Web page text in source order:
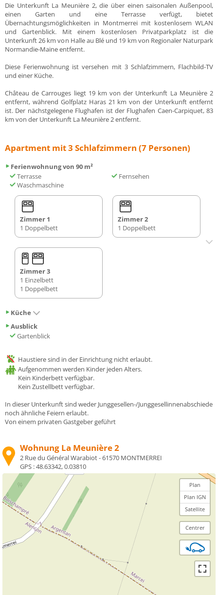
Die Unterkunft La Meunière 2, die über einen saisonalen Außenpool,
einen Garten und eine Terrasse verfügt, bietet
Übernachtungsmöglichkeiten in Montmerrei mit kostenlosem WLAN
und Gartenblick. Mit einem kostenlosen Privatparkplatz ist die
Unterkunft 26 km von Halle au Blé und 19 km von Regionaler Naturpark
Normandie-Maine entfernt.
Diese Ferienwohnung ist versehen mit 3 Schlafzimmern, Flachbild-TV
und einer Küche.
Château de Carrouges liegt 19 km von der Unterkunft La Meunière 2
entfernt, während Golfplatz Haras 21 km von der Unterkunft entfernt
ist. Der nächstgelegene Flughafen ist der Flughafen Caen-Carpiquet, 83
km von der Unterkunft La Meunière 2 entfernt.
Apartment mit 3 Schlafzimmern (7 Personen)
Ferienwohnung von 90 m²
Terrasse
Fernsehen
Waschmaschine
Zimmer 1
1 Doppelbett
Zimmer 2
1 Doppelbett
Zimmer 3
1 Einzelbett
1 Doppelbett
Küche
Ausblick
Gartenblick
Haustiere sind in der Einrichtung nicht erlaubt.
Aufgenommen werden Kinder jeden Alters.
Kein Kinderbett verfügbar.
Kein Zustellbett verfügbar.
In dieser Unterkunft sind weder Junggesellen-/Junggesellinnenabschiede
noch ähnliche Feiern erlaubt.
Von einem privaten Gastgeber geführt
Wohnung La Meunière 2
2 Rue du Général Warabiot - 61570 MONTMERREI
GPS :48.63342, 0.03810
Plan
Plan IGN
Satellite
Centrer